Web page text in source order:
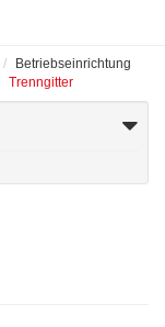
Betriebseinrichtung
Trenngitter